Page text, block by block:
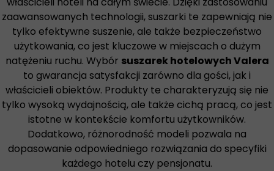
zaawansowanych technologii, suszarki te zapewniają nie
tylko efektywne suszenie, ale także bezpieczeństwo
użytkowania, co jest kluczowe w miejscach o dużym
natężeniu ruchu. Wybór suszarek hotelowych Valera
to gwarancja satysfakcji zarówno dla gości, jak i
właścicieli obiektów. Produkty te charakteryzują się nie
tylko wysoką wydajnością, ale także cichą pracą, co jest
istotne w kontekście komfortu użytkowników.
Dodatkowo, różnorodność modeli pozwala na
dopasowanie odpowiedniego rozwiązania do specyfiki
każdego hotelu czy pensjonatu.